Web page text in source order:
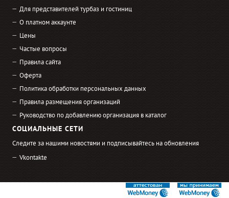
Для представителей турбаз и гостиниц
О платном аккаунте
Цены
Частые вопросы
Правила сайта
Оферта
Политика обработки персональных данных
Правила размещения организаций
Руководство по добавлению организация в каталог
СОЦИАЛЬНЫЕ СЕТИ
Следите за нашими новостями и подписывайтесь на обновления
Vkontakte